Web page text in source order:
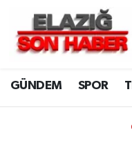
GÜNDEM SPOR
CANLI YAYIN
ASAYİŞ
BİLİM VE
Merkez Hava
Merkez Trafik
Süper Lig Puan